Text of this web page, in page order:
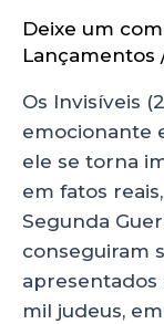
Deixe um
Lançamentos
Os Invisíveis
emocionante
ele se torna
em fatos
Segunda
conseguiram
apresentados
mil judeus,